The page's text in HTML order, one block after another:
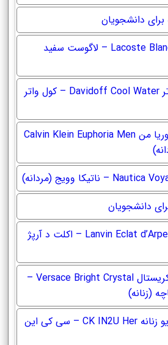
دانشجویان
عطر لاکوست بلنک Lacoste Blanc – لاگوست سفید
عطر دیویدف کول واتر Davidoff Cool Water – کول واتر
عطر کالوین کلین ایفوریا من Calvin Klein Euphoria Men
دانشجویان
عطر لانوین اکلت Lanvin Eclat d’Arpege – اکلت د آرپژ
عطر ورساچه برایت کریستال Versace Bright Crystal –
(زنانه)
عطر سی کی این تو یو زنانه CK IN2U Her – سی کی این